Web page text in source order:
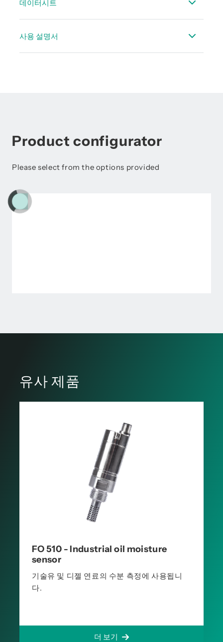
데이터시트
사용 설명서
Product configurator
Please select from the options provided
유사 제품
FO 510 - Industrial oil moisture
sensor
기술유 및 디젤 연료의 수분 측정에 사용됩니
다.
더 보기